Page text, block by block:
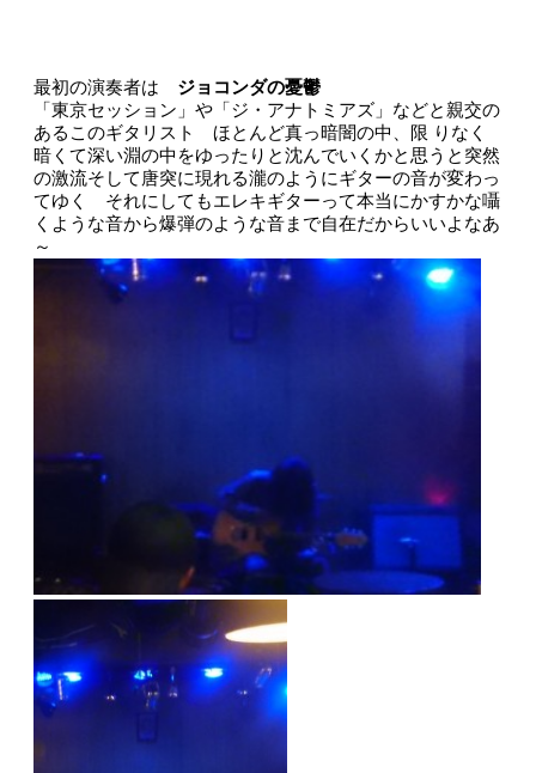
最初の演奏者は ジョコンダの憂鬱
「東京セッション」や「ジ・アナトミアズ」などと親交の
あるこのギタリスト ほとんど真っ暗闇の中、限 りなく
暗くて深い淵の中をゆったりと沈んでいくかと思うと突然
の激流そして唐突に現れる瀧のようにギターの音が変わっ
てゆく それにしてもエレキギターって本当にかすかな囁
くような音から爆弾のような音まで自在だからいいよなあ
～